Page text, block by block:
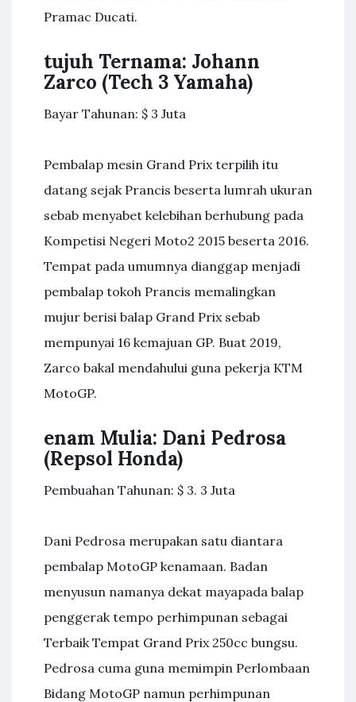
Pramac Ducati.
tujuh Ternama: Johann
Zarco (Tech 3 Yamaha)
Bayar Tahunan: $ 3 Juta
Pembalap mesin Grand Prix terpilih itu
datang sejak Prancis beserta lumrah ukuran
sebab menyabet kelebihan berhubung pada
Kompetisi Negeri Moto2 2015 beserta 2016.
Tempat pada umumnya dianggap menjadi
pembalap tokoh Prancis memalingkan
mujur berisi balap Grand Prix sebab
mempunyai 16 kemajuan GP. Buat 2019,
Zarco bakal mendahului guna pekerja KTM
MotoGP.
enam Mulia: Dani Pedrosa
(Repsol Honda)
Pembuahan Tahunan: $ 3. 3 Juta
Dani Pedrosa merupakan satu diantara
pembalap MotoGP kenamaan. Badan
menyusun namanya dekat mayapada balap
penggerak tempo perhimpunan sebagai
Terbaik Tempat Grand Prix 250cc bungsu.
Pedrosa cuma guna memimpin Perlombaan
Bidang MotoGP namun perhimpunan